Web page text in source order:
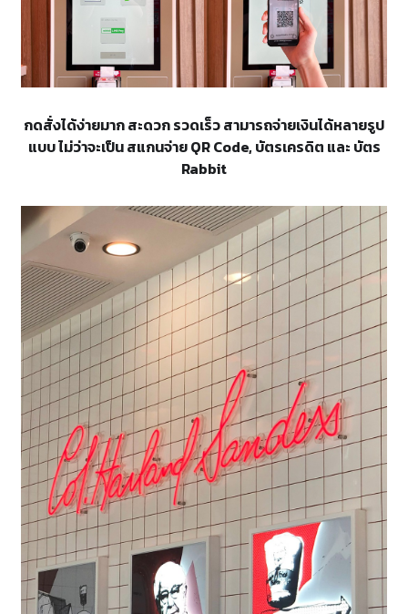
กดสั่งได้ง่ายมาก สะดวก รวดเร็ว สามารถจ่ายเงินได้หลายรูป
แบบ ไม่ว่าจะเป็น สแกนจ่าย QR Code, บัตรเครดิต และ บัตร
Rabbit